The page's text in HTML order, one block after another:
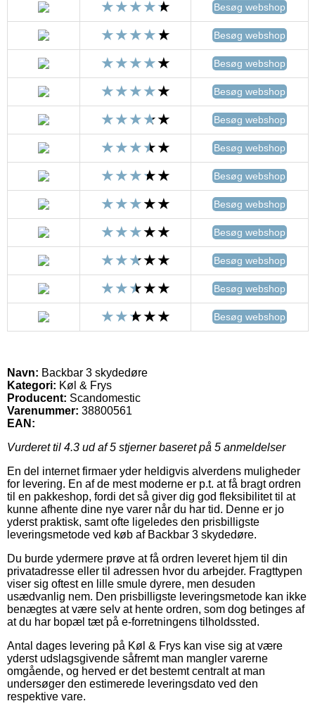
Besøg webshop
Besøg webshop
Besøg webshop
Besøg webshop
Besøg webshop
Besøg webshop
Besøg webshop
Besøg webshop
Besøg webshop
Besøg webshop
Besøg webshop
Besøg webshop
Navn: Backbar 3 skydedøre
Kategori: Køl & Frys
Producent: Scandomestic
Varenummer: 38800561
EAN:
Vurderet til 4.3 ud af 5 stjerner baseret på 5 anmeldelser
En del internet firmaer yder heldigvis alverdens muligheder
for levering. En af de mest moderne er p.t. at få bragt ordren
til en pakkeshop, fordi det så giver dig god fleksibilitet til at
kunne afhente dine nye varer når du har tid. Denne er jo
yderst praktisk, samt ofte ligeledes den prisbilligste
leveringsmetode ved køb af Backbar 3 skydedøre.
Du burde ydermere prøve at få ordren leveret hjem til din
privatadresse eller til adressen hvor du arbejder. Fragttypen
viser sig oftest en lille smule dyrere, men desuden
usædvanlig nem. Den prisbilligste leveringsmetode kan ikke
benægtes at være selv at hente ordren, som dog betinges af
at du har bopæl tæt på e-forretningens tilholdssted.
Antal dages levering på Køl & Frys kan vise sig at være
yderst udslagsgivende såfremt man mangler varerne
omgående, og herved er det bestemt centralt at man
undersøger den estimerede leveringsdato ved den
respektive vare.